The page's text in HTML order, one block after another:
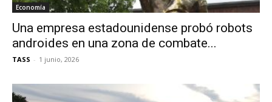
Economía
Una empresa estadounidense probó robots
androides en una zona de combate...
TASS - 1 junio, 2026